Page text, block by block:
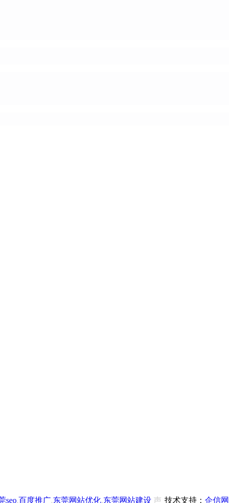
技术支持： 企信网
seo,百度推广,东莞网站优化,东莞网站建设 声